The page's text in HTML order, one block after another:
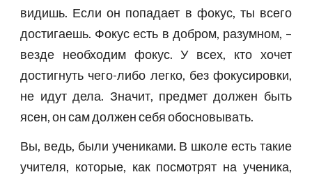
видишь. Если он попадает в фокус, ты всего
достигаешь. Фокус есть в добром, разумном, –
везде необходим фокус. У всех, кто хочет
достигнуть чего-либо легко, без фокусировки,
не идут дела. Значит, предмет должен быть
ясен, он сам должен себя обосновывать.
Вы, ведь, были учениками. В школе есть такие
учителя, которые, как посмотрят на ученика,